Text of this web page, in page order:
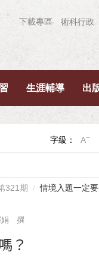
下載專區 術科行政
生涯輔導 出
字級：
321期 情境入題一定
娟 撰
？